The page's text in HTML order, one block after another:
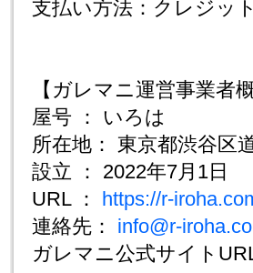
支払い方法：クレジッ
【ガレマニ運営事業者概
屋号 ： いろは
所在地： 東京都渋谷区
設立 ： 2022年7月1日
URL ： https://r-
連絡先： info@r-
ガレマニ公式サイト